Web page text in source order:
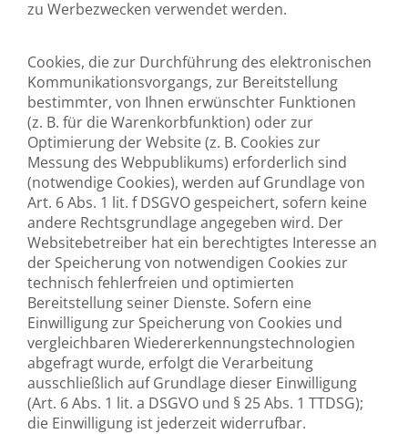
zu Werbezwecken verwendet werden.
Cookies, die zur Durchführung des elektronischen
Kommunikationsvorgangs, zur Bereitstellung
bestimmter, von Ihnen erwünschter Funktionen
(z. B. für die Warenkorbfunktion) oder zur
Optimierung der Website (z. B. Cookies zur
Messung des Webpublikums) erforderlich sind
(notwendige Cookies), werden auf Grundlage von
Art. 6 Abs. 1 lit. f DSGVO gespeichert, sofern keine
andere Rechtsgrundlage angegeben wird. Der
Websitebetreiber hat ein berechtigtes Interesse an
der Speicherung von notwendigen Cookies zur
technisch fehlerfreien und optimierten
Bereitstellung seiner Dienste. Sofern eine
Einwilligung zur Speicherung von Cookies und
vergleichbaren Wiedererkennungstechnologien
abgefragt wurde, erfolgt die Verarbeitung
ausschließlich auf Grundlage dieser Einwilligung
(Art. 6 Abs. 1 lit. a DSGVO und § 25 Abs. 1 TTDSG);
die Einwilligung ist jederzeit widerrufbar.